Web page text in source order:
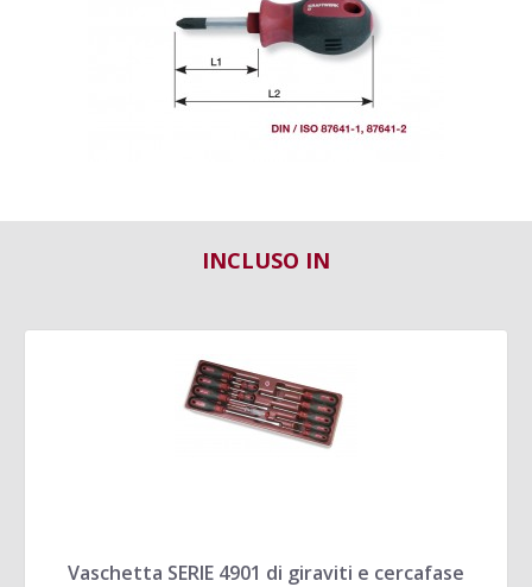
INCLUSO IN
Vaschetta SERIE 4901 di giraviti e cercafase